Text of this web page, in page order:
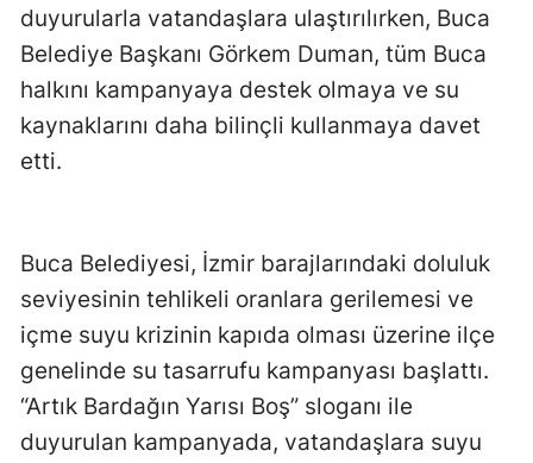
duyurularla vatandaşlara ulaştırılırken, Buca
Belediye Başkanı Görkem Duman, tüm Buca
halkını kampanyaya destek olmaya ve su
kaynaklarını daha bilinçli kullanmaya davet
etti.
Buca Belediyesi, İzmir barajlarındaki doluluk
seviyesinin tehlikeli oranlara gerilemesi ve
içme suyu krizinin kapıda olması üzerine ilçe
genelinde su tasarrufu kampanyası başlattı.
“Artık Bardağın Yarısı Boş” sloganı ile
duyurulan kampanyada, vatandaşlara suyu